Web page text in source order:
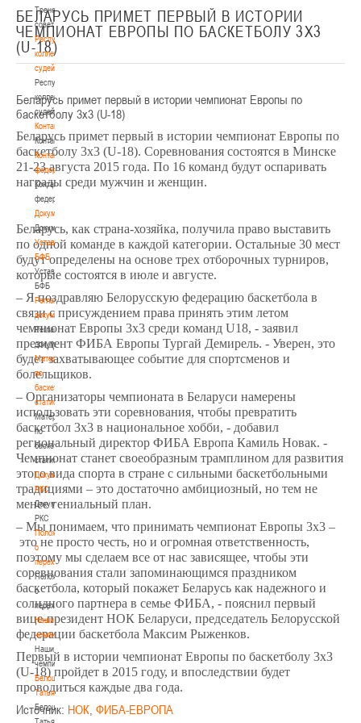
Тренерский
совет
Республиканская
коллегия
судей
Республиканская
коллегия
судей
Контакты
Контакты
Контакты
федерации
Контакты
федерации
Документы
Документы
Устав
БФБ
Устав
БФБ
Регламентирующие
документы
Регламентирующие
документы
Материалы
по
баскетбольной
статистике
Материалы
по
баскетбольной
статистике
Документы
РКС
Документы
РКС
Положение
о
переходах
Положение
о
переходах
Наши
чемпионы
Наши
чемпионы
Белошапко
Татьяна
Белошапко
Татьяна
БЕЛАРУСЬ ПРИМЕТ ПЕРВЫЙ В ИСТОРИИ
ЧЕМПИОНАТ ЕВРОПЫ ПО БАСКЕТБОЛУ 3Х3
(U-18)
Беларусь примет первый в истории чемпионат Европы по
баскетболу 3х3 (U-18)
Беларусь примет первый в истории чемпионат Европы по
баскетболу 3х3 (U-18). Соревнования состоятся в Минске
21-23 августа 2015 года. По 16 команд будут оспаривать
награды среди мужчин и женщин.
Беларусь, как страна-хозяйка, получила право выставить
по одной команде в каждой категории. Остальные 30 мест
будут определены на основе трех отборочных турниров,
которые состоятся в июле и августе.
– Я поздравляю Белорусскую федерацию баскетбола в
связи с присуждением права принять этим летом
чемпионат Европы 3x3 среди команд U18, - заявил
президент ФИБА Европы Тургай Демирель. - Уверен, это
будет захватывающее событие для спортсменов и
болельщиков.
– Организаторы чемпионата в Беларуси намерены
использовать эти соревнования, чтобы превратить
баскетбол 3x3 в национальное хобби, - добавил
региональный директор ФИБА Европа Камиль Новак. -
Чемпионат станет своеобразным трамплином для развития
этого вида спорта в стране с сильными баскетбольными
традициями – это достаточно амбициозный, но тем не
менее гениальный план.
– Мы понимаем, что принимать чемпионат Европы 3x3 –
это не просто честь, но и огромная ответственность,
поэтому мы сделаем все от нас зависящее, чтобы эти
соревнования стали запоминающимся праздником
баскетбола, который покажет Беларусь как надежного и
солидного партнера в семье ФИБА, - пояснил первый
вице-президент НОК Беларуси, председатель Белорусской
федерации баскетбола Максим Рыженков.
Первый в истории чемпионат Европы по баскетболу 3х3
(U-18) пройдет в 2015 году, и впоследствии будет
проводиться каждые два года.
Источник: НОК ФИБА-ЕВРОПА